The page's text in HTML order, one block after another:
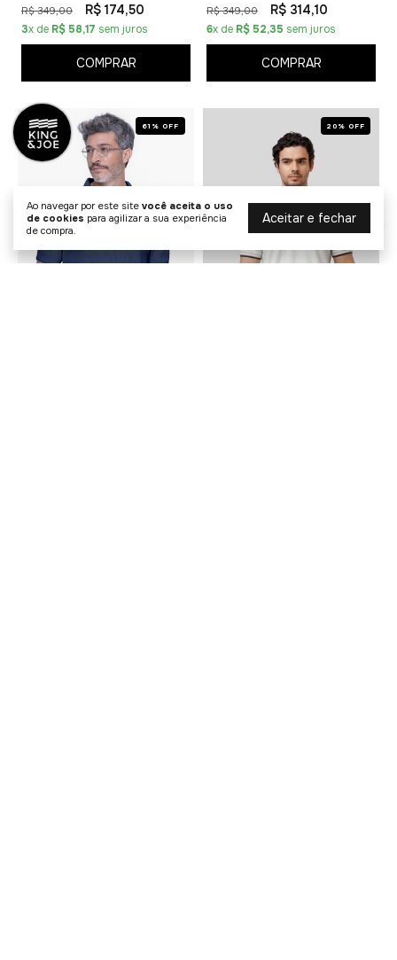
Ao navegar por este site você aceita o uso
de cookies para agilizar a sua experiência
de compra.
Aceitar e fechar
R$ 349,00 R$ 174,50
3x de R$ 58,17 sem juros
COMPRAR
R$ 349,00 R$ 314,10
6x de R$ 52,35 sem juros
COMPRAR
61% OFF 20% OFF